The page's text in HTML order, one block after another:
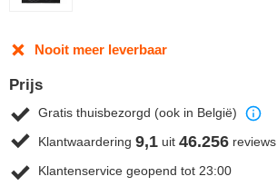
Nooit meer leverbaar
Prijs
Gratis thuisbezorgd (ook in België)
Klantwaardering 9,1 uit 46.256 reviews
Klantenservice geopend tot 23:00